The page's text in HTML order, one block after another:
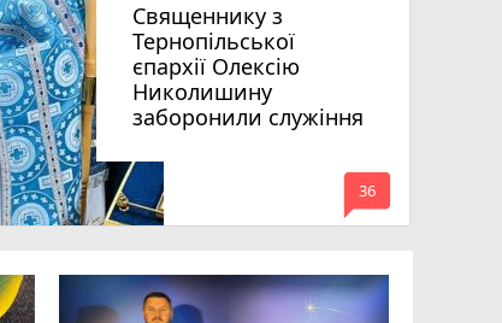
Священнику з
Тернопільської
єпархії Олексію
Николишину
заборонили служіння
mode_comment
36